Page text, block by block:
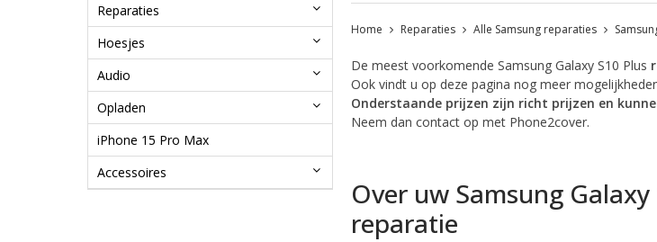
Reparaties
Hoesjes
Audio
Opladen
iPhone 15 Pro Max
Accessoires
Home Reparaties Alle Samsung reparaties
De meest voorkomende Samsung Galaxy S10 Plus
Ook vindt u op deze pagina nog meer
Onderstaande prijzen zijn richt prijzen en
Neem dan contact op met Phone2cover.
Over uw Samsung Galaxy
reparatie